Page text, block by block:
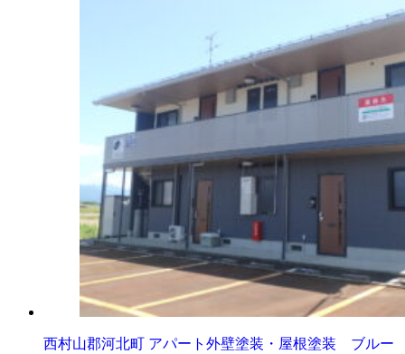
西村山郡河北町 アパート外壁塗装・屋根塗装 ブルー